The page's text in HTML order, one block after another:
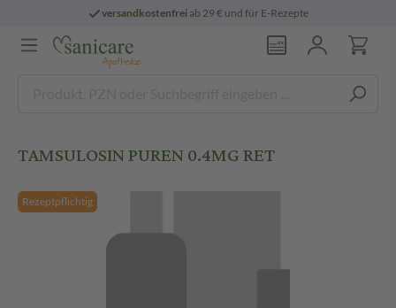
versandkostenfreiab 29 € und für E-Rezepte
TAMSULOSIN PUREN 0.4MG RET
Rezeptpflichtig